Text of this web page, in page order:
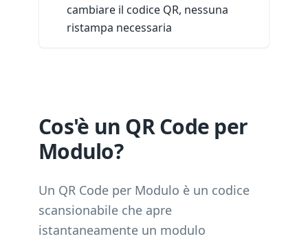
cambiare il codice QR, nessuna
ristampa necessaria
Cos'è un QR Code per
Modulo?
Un QR Code per Modulo è un codice
scansionabile che apre
istantaneamente un modulo